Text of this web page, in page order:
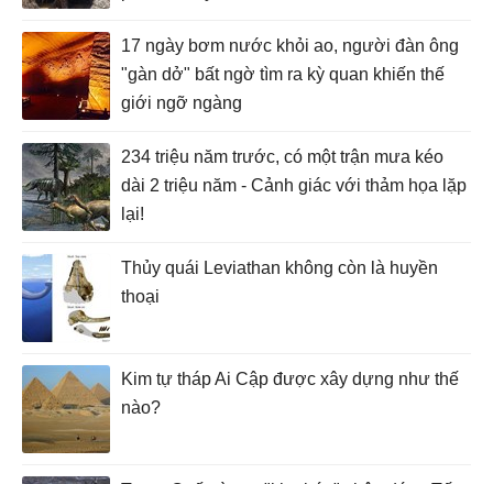
17 ngày bơm nước khỏi ao, người đàn ông
"gàn dở" bất ngờ tìm ra kỳ quan khiến thế
giới ngỡ ngàng
234 triệu năm trước, có một trận mưa kéo
dài 2 triệu năm - Cảnh giác với thảm họa lặp
lại!
Thủy quái Leviathan không còn là huyền
thoại
Kim tự tháp Ai Cập được xây dựng như thế
nào?